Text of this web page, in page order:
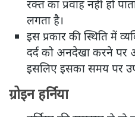
रक्त का प्रवाह नहीं हो
लगता है।
इस प्रकार की स्थिति में
दर्द को अनदेखा करने पर
इसलिए इसका समय पर
ग्रोइन हर्निया